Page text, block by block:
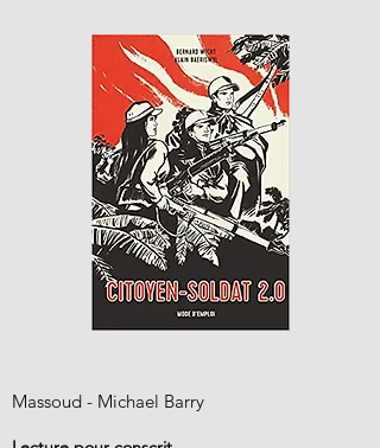
Massoud - Michael Barry